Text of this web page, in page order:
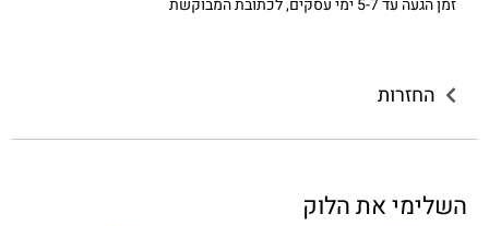
זמן הגעה עד 5-7 ימי עסקים, לכתובת המבוקשת
החזרות
השלימי את הלוק